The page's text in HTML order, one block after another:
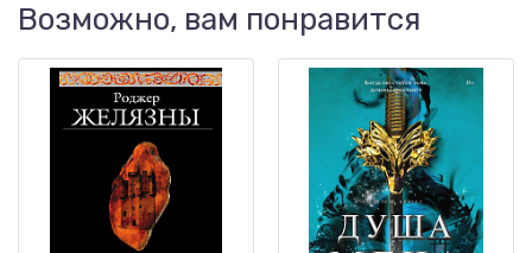
Возможно, вам понравится